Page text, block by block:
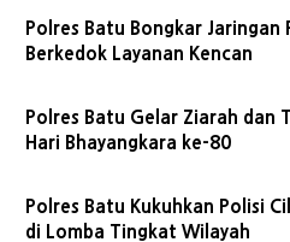
Polres Batu Bongkar Jaringan
Berkedok Layanan Kencan
Polres Batu Gelar Ziarah dan
Hari Bhayangkara ke-80
Polres Batu Kukuhkan Polisi
di Lomba Tingkat Wilayah